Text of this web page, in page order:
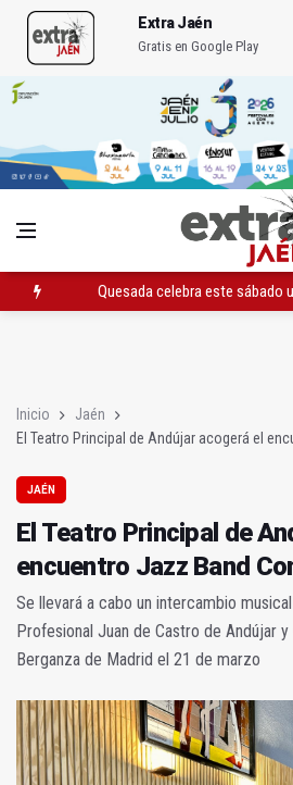
Extra Jaén
Gratis en Google Play
Quesada celebra este sábado
Inicio
Jaén
El Teatro Principal de Andújar acogerá el
JAÉN
El Teatro Principal de
encuentro Jazz Band
Se llevará a cabo un intercambio
Profesional Juan de Castro de Andújar
Berganza de Madrid el 21 de marzo